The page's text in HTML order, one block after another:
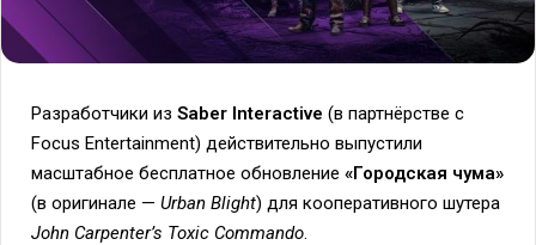
Разработчики из Saber Interactive (в партнёрстве с
Focus Entertainment) действительно выпустили
масштабное бесплатное обновление «Городская чума»
(в оригинале — Urban Blight) для кооперативного шутера
John Carpenter’s Toxic Commando.